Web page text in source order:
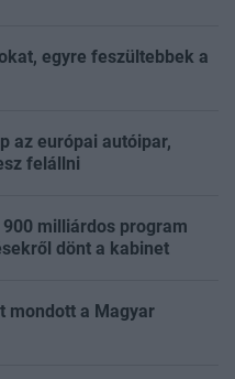
egyre feszültebbek a
az európai autóipar,
felállni
milliárdos program
dönt a kabinet
mondott a Magyar